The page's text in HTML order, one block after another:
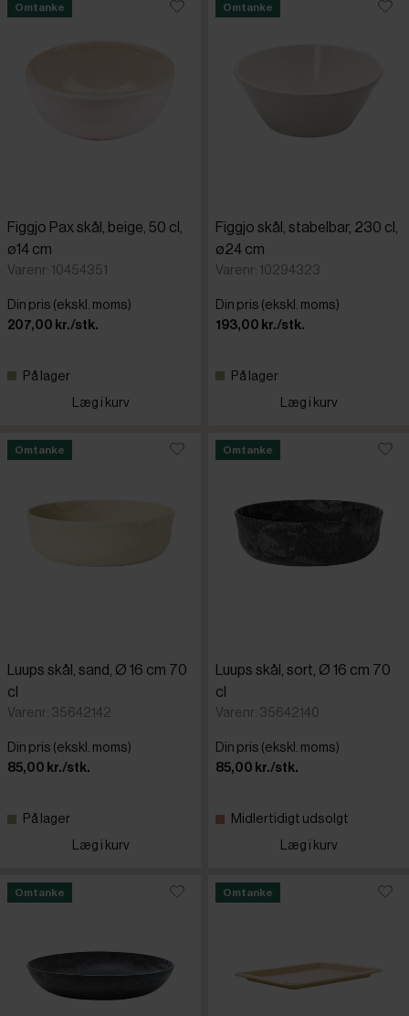
Sharda
Omtanke
Figgjo Pax skål, beige, 50 cl,
ø14 cm
Varenr: 10454351
Din pris (ekskl. moms)
207,00 kr./stk.
På lager
Læg i kurv
Omtanke
Figgjo skål, stabelbar, 230 cl,
ø24 cm
Varenr: 10294323
Din pris (ekskl. moms)
193,00 kr./stk.
På lager
Læg i kurv
Omtanke
Luups skål, sand, Ø 16 cm 70
cl
Varenr: 35642142
Din pris (ekskl. moms)
85,00 kr./stk.
På lager
Læg i kurv
Omtanke
Luups skål, sort, Ø 16 cm 70
cl
Varenr: 35642140
Din pris (ekskl. moms)
85,00 kr./stk.
Midlertidigt udsolgt
Læg i kurv
Omtanke Omtanke